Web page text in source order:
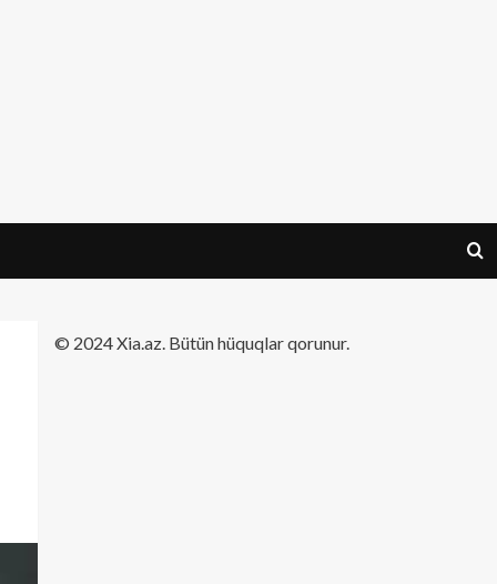
​© 2024 Xia.az. Bütün hüquqlar qorunur.